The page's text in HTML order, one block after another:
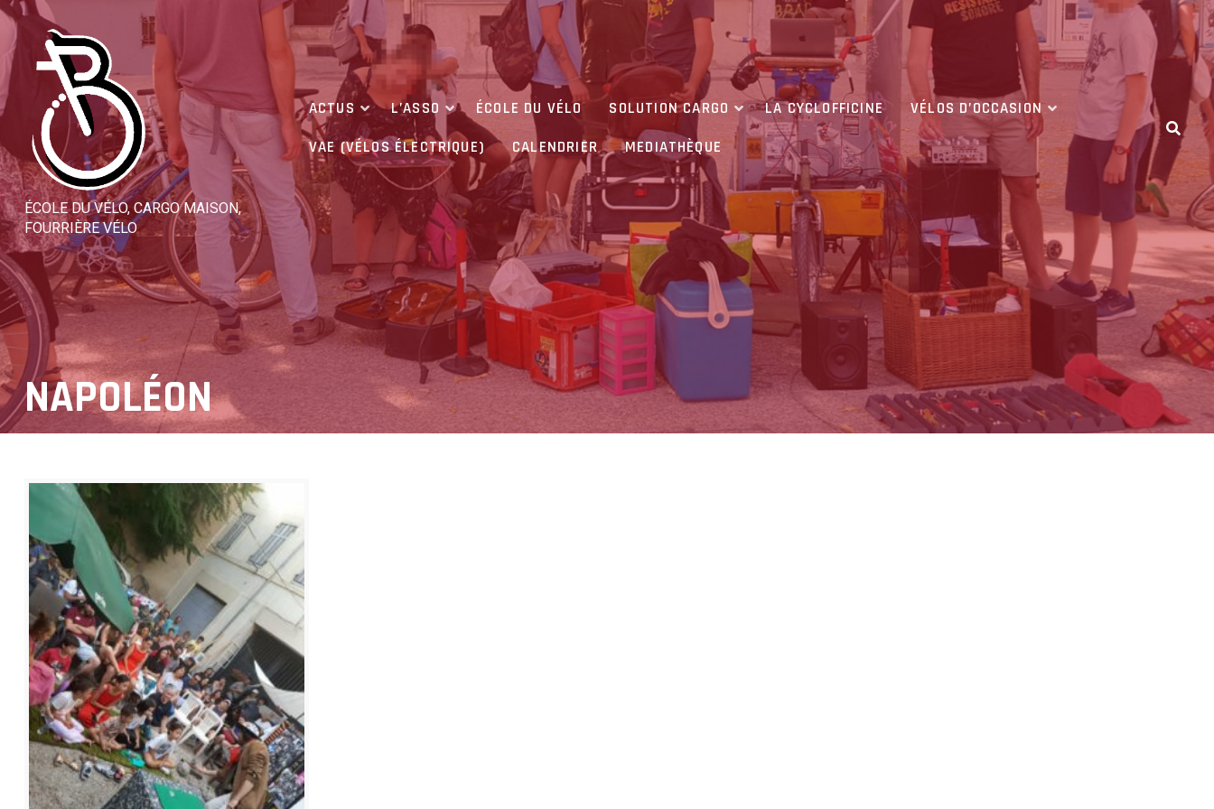
Skip
content
ÉCOLE DU VÉLO, CARGO MAISON,
FOURRIÈRE VÉLO
ACTUS L’ASSO ÉCOLE DU VÉLO SOLUTION CARGO LA CYCLOFFICINE
VÉLOS D’OCCASION
VAE (VÉLOS ÉLECTRIQUE)
CALENDRIER MEDIATHÈQUE
NAPOLÉON